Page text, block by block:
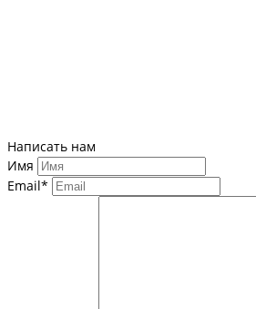
Написать нам
Имя
Email*